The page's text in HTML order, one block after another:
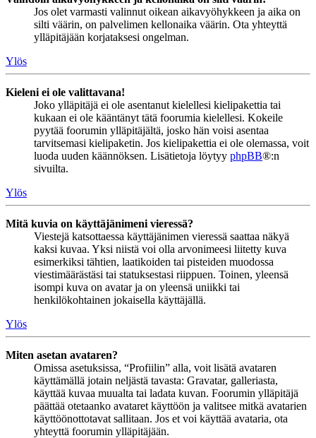
Jos olet varmasti valinnut oikean aikavyöhykkeen ja aika on
silti väärin, on palvelimen kellonaika väärin. Ota yhteyttä
ylläpitäjään korjataksesi ongelman.
Ylös
Kieleni ei ole valittavana!
Joko ylläpitäjä ei ole asentanut kielellesi kielipakettia tai
kukaan ei ole kääntänyt tätä foorumia kielellesi. Kokeile
pyytää foorumin ylläpitäjältä, josko hän voisi asentaa
tarvitsemasi kielipaketin. Jos kielipakettia ei ole olemassa, voit
luoda uuden käännöksen. Lisätietoja löytyy phpBB®:n
sivuilta.
Ylös
Mitä kuvia on käyttäjänimeni vieressä?
Viestejä katsottaessa käyttäjänimen vieressä saattaa näkyä
kaksi kuvaa. Yksi niistä voi olla arvonimeesi liitetty kuva
esimerkiksi tähtien, laatikoiden tai pisteiden muodossa
viestimäärästäsi tai statuksestasi riippuen. Toinen, yleensä
isompi kuva on avatar ja on yleensä uniikki tai
henkilökohtainen jokaisella käyttäjällä.
Ylös
Miten asetan avataren?
Omissa asetuksissa, “Profiilin” alla, voit lisätä avataren
käyttämällä jotain neljästä tavasta: Gravatar, galleriasta,
käyttää kuvaa muualta tai ladata kuvan. Foorumin ylläpitäjä
päättää otetaanko avataret käyttöön ja valitsee mitkä avatarien
käyttöönottotavat sallitaan. Jos et voi käyttää avataria, ota
yhteyttä foorumin ylläpitäjään.